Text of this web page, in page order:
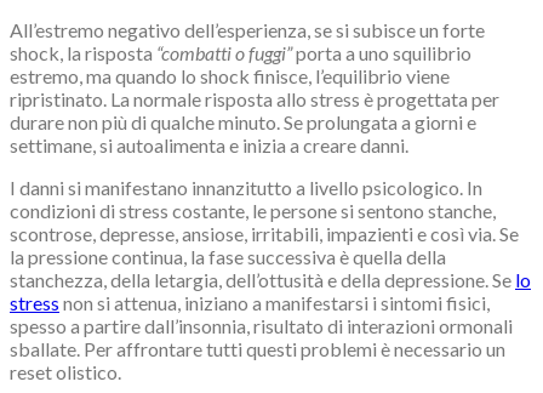
All’estremo negativo dell’esperienza, se si subisce un forte
shock, la risposta “combatti o fuggi”porta a uno squilibrio
estremo, ma quando lo shock finisce, l’equilibrio viene
ripristinato. La normale risposta allo stress è progettata per
durare non più di qualche minuto. Se prolungata a giorni e
settimane, si autoalimenta e inizia a creare danni.
I danni si manifestano innanzitutto a livello psicologico. In
condizioni di stress costante, le persone si sentono stanche,
scontrose, depresse, ansiose, irritabili, impazienti e così via. Se
la pressione continua, la fase successiva è quella della
stanchezza, della letargia, dell’ottusità e della depressione. Se lo
stress non si attenua, iniziano a manifestarsi i sintomi fisici,
spesso a partire dall’insonnia, risultato di interazioni ormonali
sballate. Per affrontare tutti questi problemi è necessario un
reset olistico.